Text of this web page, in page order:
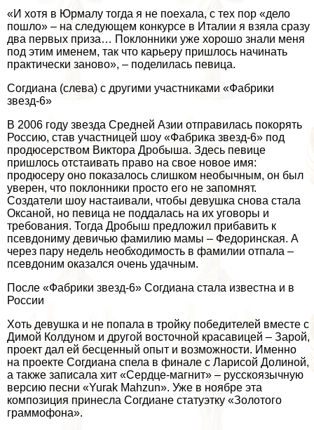
«И хотя в Юрмалу тогда я не поехала, с тех пор «дело
пошло» – на следующем конкурсе в Италии я взяла сразу
два первых приза… Поклонники уже хорошо знали меня
под этим именем, так что карьеру пришлось начинать
пpaктически заново», – поделилась певица.
Согдиана (слева) с другими участниками «Фабрики
звезд-6»
В 2006 году звезда Средней Азии отправилась покорять
Россию, став участницей шоу «Фабрика звезд-6» под
продюсерством Виктора Дробыша. Здесь певице
пришлось отстаивать право на свое новое имя:
продюсеру оно показалось слишком необычным, он был
уверен, что поклонники просто его не запомнят.
Создатели шоу настаивали, чтобы дeвyшка снова стала
Оксаной, но певица не поддалась на их уговоры и
требования. Тогда Дробыш предложил прибавить к
псевдониму девичью фамилию мамы – Федоринская. А
через пару недель необходимость в фамилии отпала –
псевдоним оказался очень удачным.
После «Фабрики звезд-6» Согдиана стала известна и в
России
Хоть дeвyшка и не попала в тройку победителей вместе с
Димой Колдуном и другой восточной красавицей – Зарой,
проект дал ей бесценный опыт и возможности. Именно
на проекте Согдиана спела в финале с Ларисой Долиной,
а также записала хит «Сердце-магнит» – русскоязычную
версию песни «Yurak Mahzun». Уже в ноябре эта
композиция принесла Согдиане статуэтку «Золотого
граммофона».